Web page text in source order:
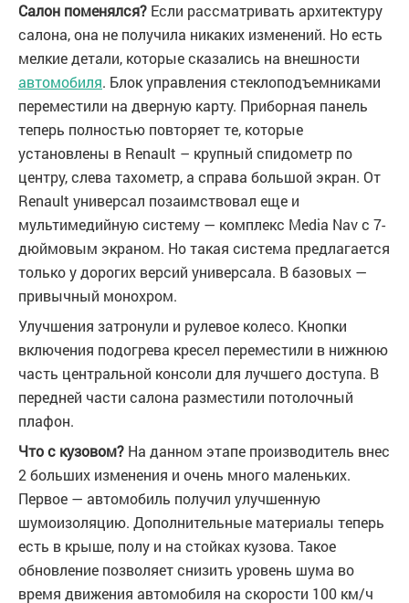
Салон поменялся? Если рассматривать архитектуру
салона, она не получила никаких изменений. Но есть
мелкие детали, которые сказались на внешности
автомобиля. Блок управления стеклоподъемниками
переместили на дверную карту. Приборная панель
теперь полностью повторяет те, которые
установлены в Renault – крупный спидометр по
центру, слева тахометр, а справа большой экран. От
Renault универсал позаимствовал еще и
мультимедийную систему — комплекс Media Nav с 7-
дюймовым экраном. Но такая система предлагается
только у дорогих версий универсала. В базовых —
привычный монохром.
Улучшения затронули и рулевое колесо. Кнопки
включения подогрева кресел переместили в нижнюю
часть центральной консоли для лучшего доступа. В
передней части салона разместили потолочный
плафон.
Что с кузовом? На данном этапе производитель внес
2 больших изменения и очень много маленьких.
Первое — автомобиль получил улучшенную
шумоизоляцию. Дополнительные материалы теперь
есть в крыше, полу и на стойках кузова. Такое
обновление позволяет снизить уровень шума во
время движения автомобиля на скорости 100 км/ч